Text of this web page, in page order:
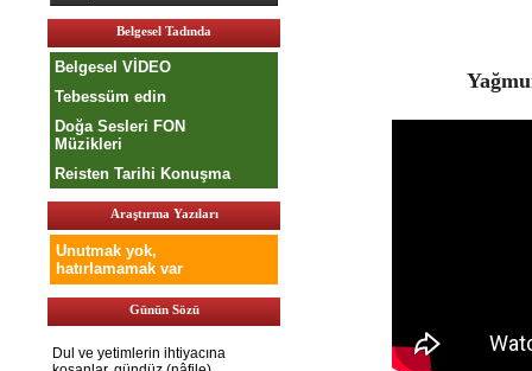
Belgesel Tadında
Belgesel VİDEO
Tebessüm edin
Doğa Sesleri FON
Müzikleri
Reisten Tarihi Konuşma
Araştırma Yazıları
Unutmak yok,
hatırlamamak var
Günün Sözü